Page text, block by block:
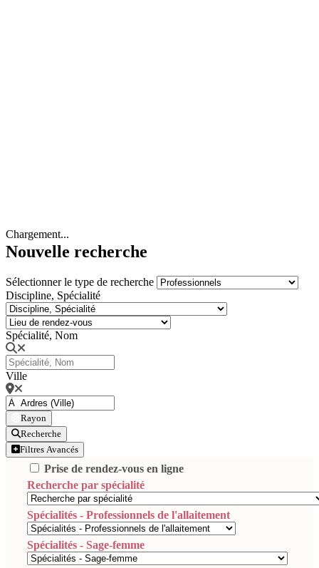
Chargement...
Nouvelle recherche
Sélectionner le type de recherche
Discipline, Spécialité
Spécialité, Nom
Ville
Rayon
Recherche
Filtres Avancés
Prise de rendez-vous en ligne
Recherche par spécialité
Spécialités - Professionnels de l'allaitement
Spécialités - Sage-femme